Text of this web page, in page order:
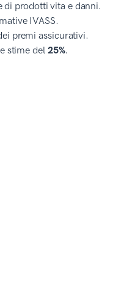
di prodotti vita e danni.
IVASS.
premi assicurativi.
stime del 25%.